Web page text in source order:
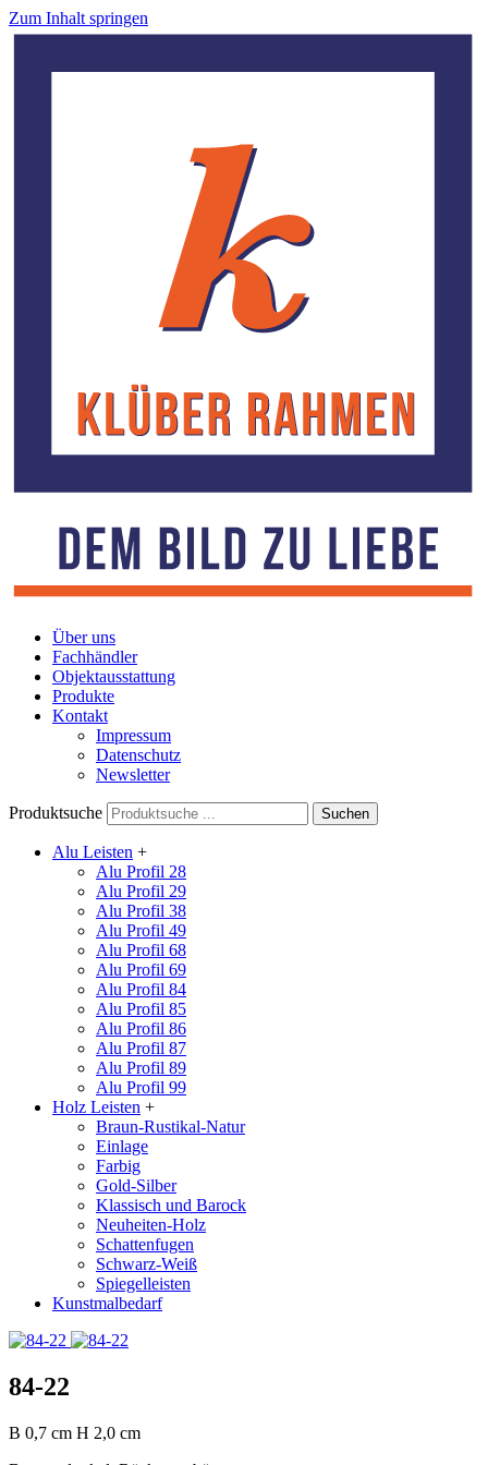
Zum Inhalt springen
Über uns
Fachhändler
Objektausstattung
Produkte
Kontakt
Impressum
Datenschutz
Newsletter
Produktsuche
Alu Leisten +
Alu Profil 28
Alu Profil 29
Alu Profil 38
Alu Profil 49
Alu Profil 68
Alu Profil 69
Alu Profil 84
Alu Profil 85
Alu Profil 86
Alu Profil 87
Alu Profil 89
Alu Profil 99
Holz Leisten +
Braun-Rustikal-Natur
Einlage
Farbig
Gold-Silber
Klassisch und Barock
Neuheiten-Holz
Schattenfugen
Schwarz-Weiß
Spiegelleisten
Kunstmalbedarf
84-22
B 0,7 cm H 2,0 cm